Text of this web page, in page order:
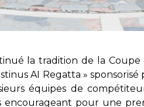
la tradition de la
AI Regatta »
équipes de
encourageant pour une